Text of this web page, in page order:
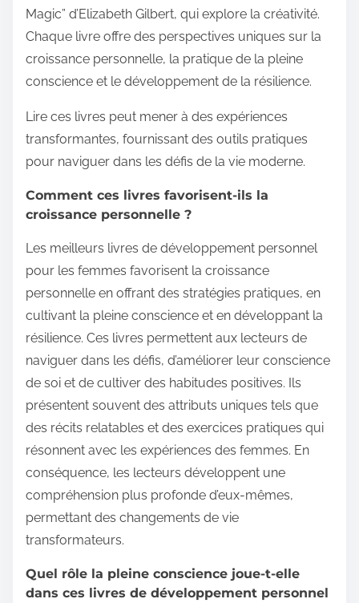
Magic” d’Elizabeth Gilbert, qui explore la créativité.
Chaque livre offre des perspectives uniques sur la
croissance personnelle, la pratique de la pleine
conscience et le développement de la résilience.
Lire ces livres peut mener à des expériences
transformantes, fournissant des outils pratiques
pour naviguer dans les défis de la vie moderne.
Comment ces livres favorisent-ils la
croissance personnelle ?
Les meilleurs livres de développement personnel
pour les femmes favorisent la croissance
personnelle en offrant des stratégies pratiques, en
cultivant la pleine conscience et en développant la
résilience. Ces livres permettent aux lecteurs de
naviguer dans les défis, d’améliorer leur conscience
de soi et de cultiver des habitudes positives. Ils
présentent souvent des attributs uniques tels que
des récits relatables et des exercices pratiques qui
résonnent avec les expériences des femmes. En
conséquence, les lecteurs développent une
compréhension plus profonde d’eux-mêmes,
permettant des changements de vie
transformateurs.
Quel rôle la pleine conscience joue-t-elle
dans ces livres de développement personnel